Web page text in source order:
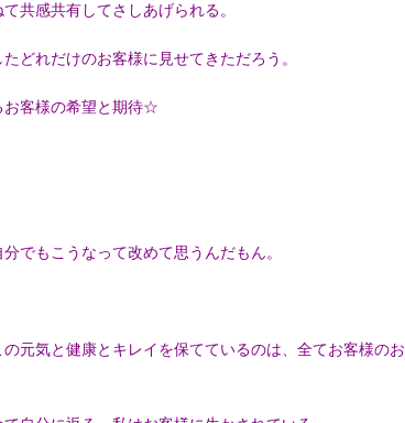
共感共有してさしあげられる。
どれだけのお客様に見せてきただろう。
お客様の希望と期待☆
でもこうなって改めて思うんだもん。
元気と健康とキレイを保てているのは、全てお客様のお